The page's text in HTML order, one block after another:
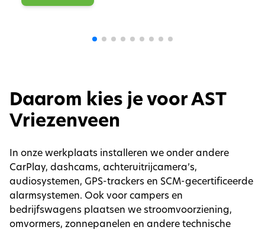
Daarom kies je voor AST
Vriezenveen
In onze werkplaats installeren we onder andere
CarPlay, dashcams, achteruitrijcamera’s,
audiosystemen, GPS-trackers en SCM-gecertificeerde
alarmsystemen. Ook voor campers en
bedrijfswagens plaatsen we stroomvoorziening,
omvormers, zonnepanelen en andere technische